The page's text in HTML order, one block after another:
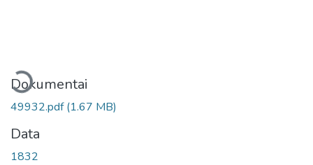
Dokumentai
49932.pdf(1.67 MB)
Data
1832